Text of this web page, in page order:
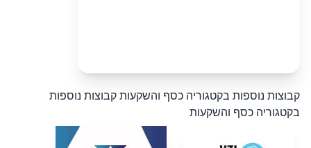
קבוצות נוספות בקטגוריה כסף והשקעותקבוצות נוספות
בקטגוריה כסף והשקעות